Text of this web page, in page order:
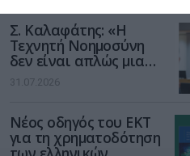
Σ. Καλαφάτης: «Η
Τεχνητή Νοημοσύνη
δεν είναι απλώς μια
νέα τεχνολογία, είναι
μια νέα βιομηχανική
31.07.2026
Νέος οδηγός του ΕΚΤ
για τη χρηματοδότηση